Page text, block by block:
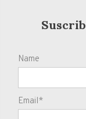
Name
Email*